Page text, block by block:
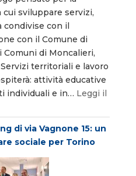
sviluppare servizi,
condivise con il
con il Comune di
Comuni di Moncalieri,
territoriali e lavoro
attività educative
individuali e in… Leggi il
di via Vagnone 15: un
sociale per Torino